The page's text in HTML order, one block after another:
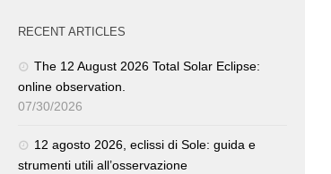
RECENT ARTICLES
The 12 August 2026 Total Solar Eclipse:
online observation.
07/30/2026
12 agosto 2026, eclissi di Sole: guida e
strumenti utili all’osservazione